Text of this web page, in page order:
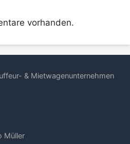
vorhanden.
& Mietwagenunternehmen
Müller